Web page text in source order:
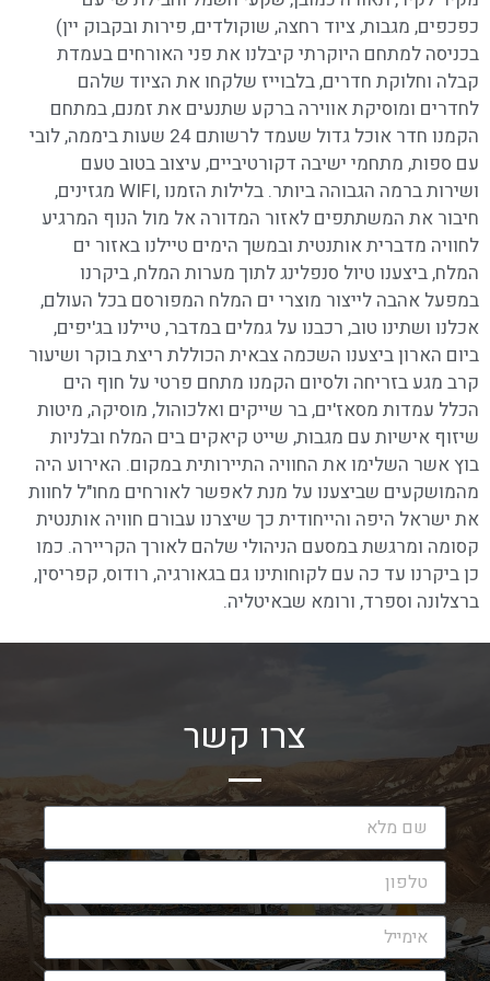
כפכפים, מגבות, ציוד רחצה, שוקולדים, פירות ובקבוק יין)
בכניסה למתחם היוקרתי קיבלנו את פני האורחים בעמדת
קבלה וחלוקת חדרים, בלבוייז שלקחו את הציוד שלהם
לחדרים ומוסיקת אווירה ברקע שתנעים את זמנם, במתחם
הקמנו חדר אוכל גדול שעמד לרשותם 24 שעות ביממה, לובי
עם ספות, מתחמי ישיבה דקורטיביים, עיצוב בטוב טעם
ושירות ברמה הגבוהה ביותר. בלילות הזמנו ,WIFI מגזינים,
חיבור את המשתתפים לאזור המדורה אל מול הנוף המרגיע
לחוויה מדברית אותנטית ובמשך הימים טיילנו באזור ים
המלח, ביצענו טיול סנפלינג לתוך מערות המלח, ביקרנו
במפעל אהבה לייצור מוצרי ים המלח המפורסם בכל העולם,
אכלנו ושתינו טוב, רכבנו על גמלים במדבר, טיילנו בג'יפים,
ביום הארון ביצענו השכמה צבאית הכוללת ריצת בוקר ושיעור
קרב מגע בזריחה ולסיום הקמנו מתחם פרטי על חוף הים
הכלל עמדות מסאז'ים, בר שייקים ואלכוהול, מוסיקה, מיטות
שיזוף אישיות עם מגבות, שייט קיאקים בים המלח ובלניות
בוץ אשר השלימו את החוויה התיירותית במקום. האירוע היה
מהמושקעים שביצענו על מנת לאפשר לאורחים מחו"ל לחוות
את ישראל היפה והייחודית כך שיצרנו עבורם חוויה אותנטית
קסומה ומרגשת במסעם הניהולי שלהם לאורך הקריירה. כמו
כן ביקרנו עד כה עם לקוחותינו גם בגאורגיה, רודוס, קפריסין,
ברצלונה וספרד, ורומא שבאיטליה.
צרו קשר